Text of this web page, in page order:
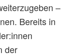
–
Bereits in
der